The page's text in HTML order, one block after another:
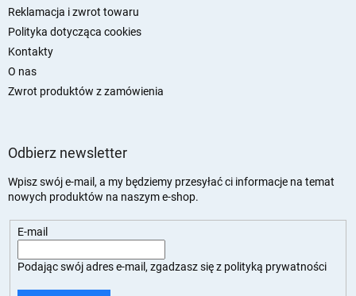
Reklamacja i zwrot towaru
Polityka dotycząca cookies
Kontakty
O nas
Zwrot produktów z zamówienia
Odbierz newsletter
Wpisz swój e-mail, a my będziemy przesyłać ci informacje na temat
nowych produktów na naszym e-shop.
E-mail
Podając swój adres e-mail, zgadzasz się z polityką prywatności